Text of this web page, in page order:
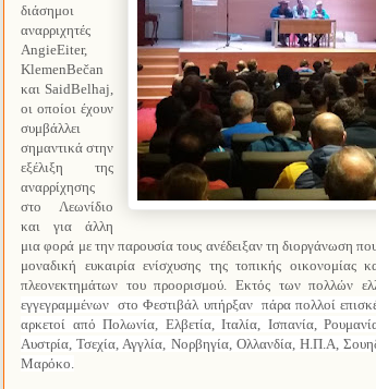
διάσημοι
αναρριχητές
AngieEiter,
KlemenBečan
και SaidBelhaj,
οι οποίοι έχουν
συμβάλλει
σημαντικά στην
εξέλιξη της
αναρρίχησης
στο Λεωνίδιο
και για άλλη
μια φορά με την παρουσία τους ανέδειξαν τη διοργάνωση που
μοναδική ευκαιρία ενίσχυσης της τοπικής οικονομίας
πλεονεκτημάτων του προορισμού. Εκτός των πολλών
εγγεγραμμένων στο Φεστιβάλ υπήρξαν πάρα πολλοί
αρκετοί από Πολωνία, Ελβετία, Ιταλία, Ισπανία,
Αυστρία, Τσεχία, Αγγλία, Νορβηγία, Ολλανδία, Η.Π.Α,
Μαρόκο.